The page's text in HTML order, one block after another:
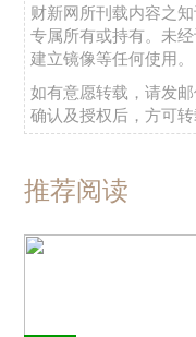
财新网所刊载内容之
专属所有或持有。未
建立镜像等任何使用。
如有意愿转载，请发
确认及授权后，方可转
推荐阅读